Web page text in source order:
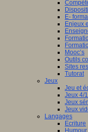
E-
Enjeux
Mooc’s
Outils
Sites
Tutorat
Jeux
Jeu et
Jeux 4/
Jeux
Jeux
Langages
Ecriture
Humour